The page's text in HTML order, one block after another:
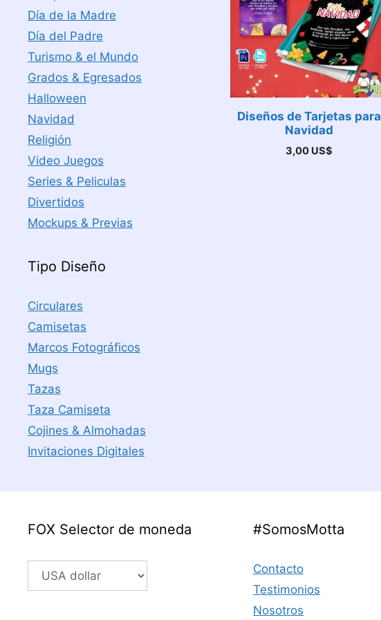
Diseños de Tarjetas para
Navidad
3,00 US$
Día de la Madre
Día del Padre
Turismo & el Mundo
Grados & Egresados
Halloween
Navidad
Religión
Video Juegos
Series & Peliculas
Divertidos
Mockups & Previas
Tipo Diseño
Circulares
Camisetas
Marcos Fotográficos
Mugs
Tazas
Taza Camiseta
Cojines & Almohadas
Invitaciones Digitales
FOX Selector de moneda #SomosMotta
Contacto
Testimonios
Nosotros